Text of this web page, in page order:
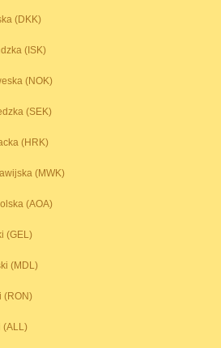
(DKK)
(ISK)
(NOK)
(SEK)
(HRK)
(MWK)
(AOA)
(GEL)
(MDL)
(RON)
(ALL)